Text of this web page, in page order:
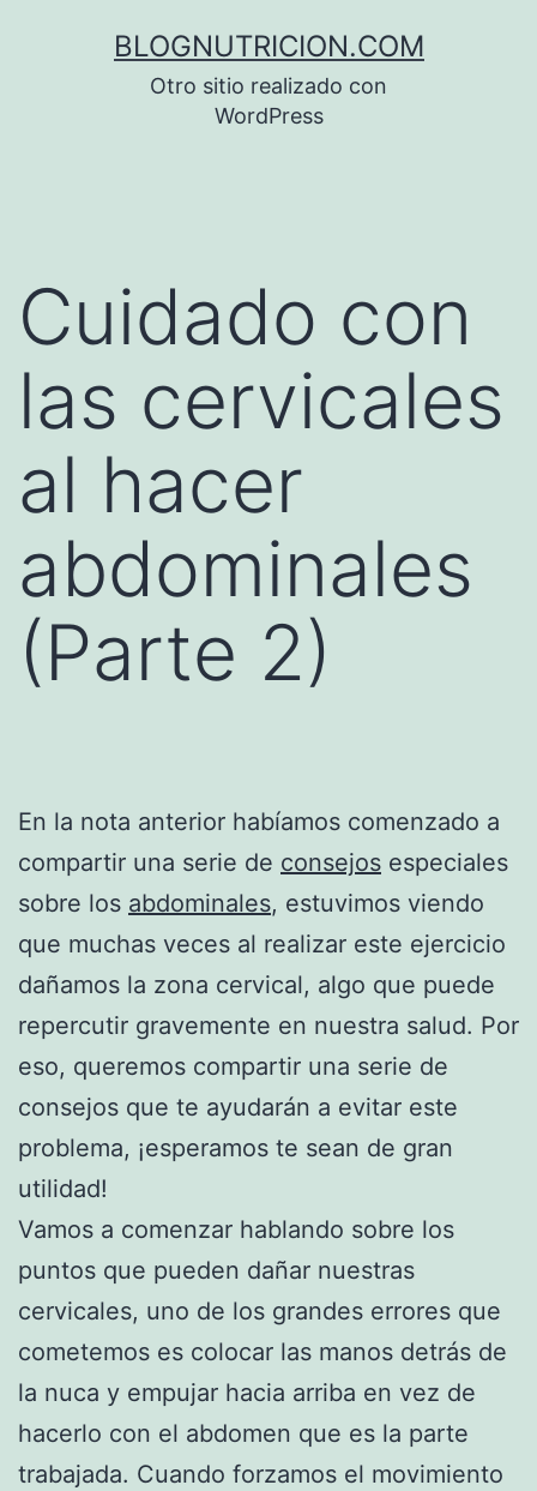
BLOGNUTRICION.COM
Otro sitio realizado con
WordPress
Cuidado con
las cervicales
al hacer
abdominales
(Parte 2)
En la nota anterior habíamos comenzado a
compartir una serie de consejos especiales
sobre los abdominales, estuvimos viendo
que muchas veces al realizar este ejercicio
dañamos la zona cervical, algo que puede
repercutir gravemente en nuestra salud. Por
eso, queremos compartir una serie de
consejos que te ayudarán a evitar este
problema, ¡esperamos te sean de gran
utilidad!
Vamos a comenzar hablando sobre los
puntos que pueden dañar nuestras
cervicales, uno de los grandes errores que
cometemos es colocar las manos detrás de
la nuca y empujar hacia arriba en vez de
hacerlo con el abdomen que es la parte
trabajada. Cuando forzamos el movimiento